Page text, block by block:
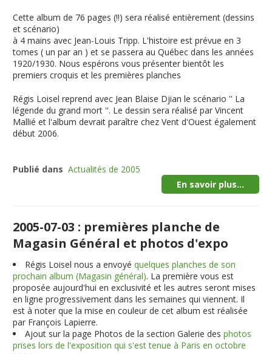
Cette album de 76 pages (!!) sera réalisé entièrement (dessins
et scénario)
à 4 mains avec Jean-Louis Tripp. L'histoire est prévue en 3
tomes ( un par an ) et se passera au Québec dans les années
1920/1930. Nous espérons vous présenter bientôt les
premiers croquis et les premières planches
Régis Loisel reprend avec Jean Blaise Djian le scénario '' La
légende du grand mort ''. Le dessin sera réalisé par Vincent
Mallié et l'album devrait paraître chez Vent d'Ouest également
début 2006.
Publié dans Actualités de 2005
En savoir plus...
2005-07-03 : premières planche de
Magasin Général et photos d'expo
Régis Loisel nous a envoyéquelques planches de son
prochain album (Magasin général). La première vous est
proposée aujourd'hui en exclusivité et les autres seront mises
en ligne progressivement dans les semaines qui viennent. Il
est à noter que la mise en couleur de cet album est réalisée
par François Lapierre.
Ajout sur la page Photos de la section Galerie desphotos
prises lors de l'exposition qui s'est tenue à Paris en octobre